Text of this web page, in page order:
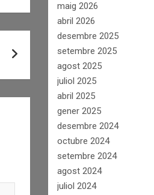
maig 2026
abril 2026
desembre 2025
setembre 2025
agost 2025
juliol 2025
abril 2025
gener 2025
desembre 2024
octubre 2024
setembre 2024
agost 2024
juliol 2024